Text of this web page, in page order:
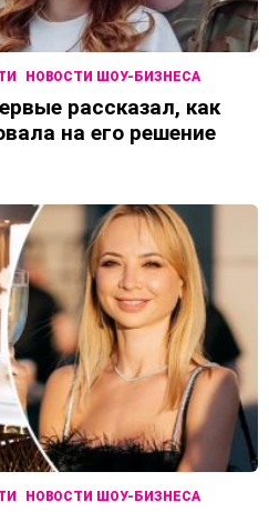
НОВОСТИ ШОУ-БИЗНЕСА
рассказал, как
на его решение
НОВОСТИ ШОУ-БИЗНЕСА